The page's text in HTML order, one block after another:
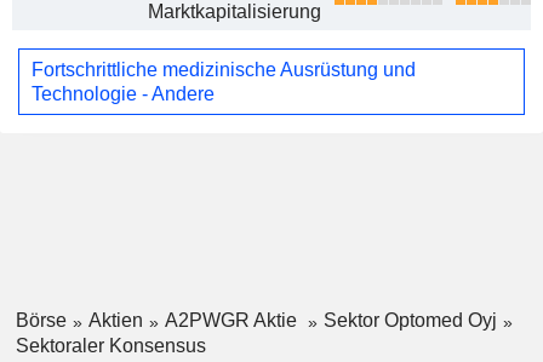
Marktkapitalisierung
Fortschrittliche medizinische Ausrüstung und
Technologie - Andere
Börse Aktien A2PWGR Aktie
Sektor Optomed Oyj
Sektoraler Konsensus